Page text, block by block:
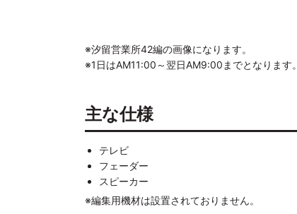
※汐留営業所42編の画像になります。
※1日はAM11:00～翌日AM9:00までとなります。
主な仕様
テレビ
フェーダー
スピーカー
※編集用機材は設置されておりません。